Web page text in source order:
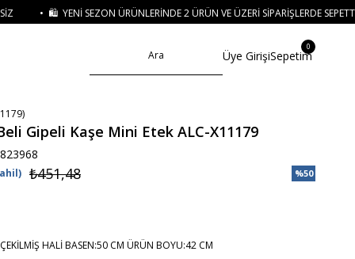
2 ÜRÜN VE ÜZERI SIPARIŞLERDE SEPETTE%15 İNDIRIM • 🚚 KREDI
Üye GirişiSepetim
0
Gipeli Kaşe Mini Etek ALC-X11179
%50
₺451,48
HALİ BASEN:50 CM ÜRÜN BOYU:42 CM